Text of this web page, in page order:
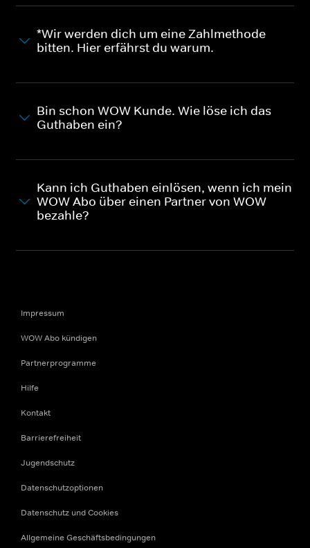
*Wir werden dich um eine Zahlmethode
bitten. Hier erfährst du warum.
Bin schon WOW Kunde. Wie löse ich das
Guthaben ein?
Kann ich Guthaben einlösen, wenn ich mein
WOW Abo über einen Partner von WOW
bezahle?
Impressum
WOW Abo kündigen
Partnerprogramme
Hilfe
Kontakt
Barrierefreiheit
Jugendschutz
Datenschutzoptionen
Datenschutz und Cookies
Allgemeine Geschäftsbedingungen